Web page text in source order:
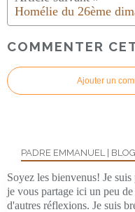
COMMENTER
Ajouter un
PADRE EMMANUEL | BLOG
Soyez les bienvenus! Je
je vous partage ici un peu
d'autres réflexions. Je suis